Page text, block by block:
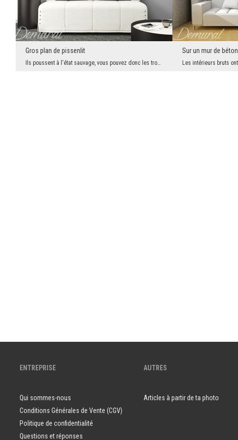
Gros plan de pissenlit Sur un mur de béton
ENTREPRISE
Qui sommes-nous
Conditions Générales de Vente (CGV)
Politique de confidentialité
Questions et réponses
AUTRES
Articles à partir de ta photo